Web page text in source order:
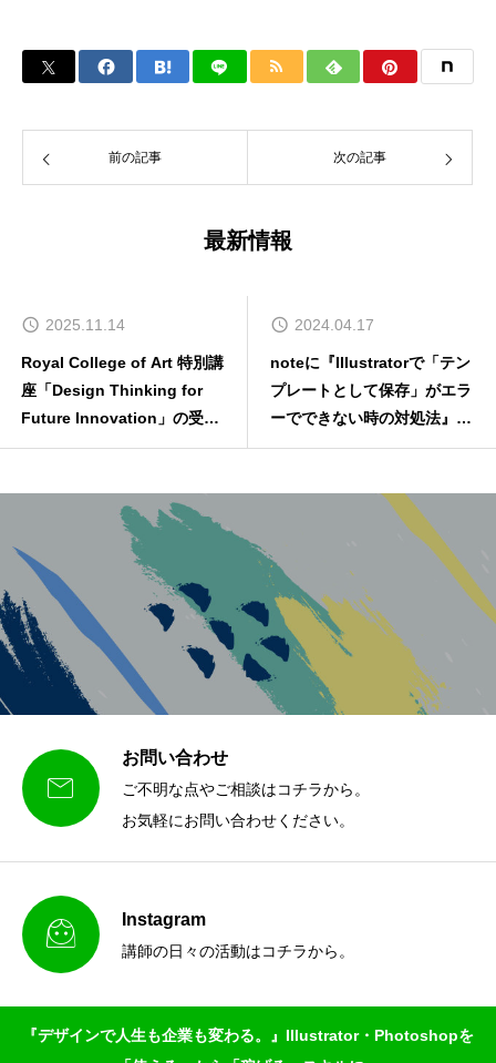
前の記事 次の記事
最新情報
College of Art 特別講
Thinking for
Innovation」の受講
ばれました
2024.04.17
noteに『Illustratorで「テン
プレートとして保存」がエラ
ーでできない時の対処法』を
公開しました
株
らせ

お問い合わせ
ご不明な点やご相談はコチラから。
お気軽にお問い合わせください。
 Instagram
講師の日々の活動はコチラから。
『デザインで人生も企業も変わる。』Illustrator・Photoshopを